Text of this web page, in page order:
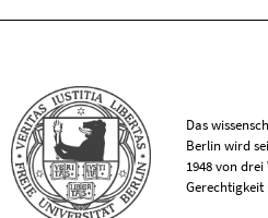
Das
Berlin wird
1948 von